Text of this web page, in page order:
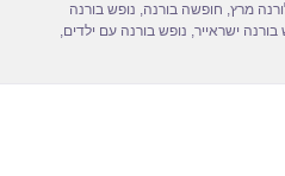
מרץ, חופשה בורנה, נופש בורנה
בורנה ישראייר, נופש בורנה עם ילדים,